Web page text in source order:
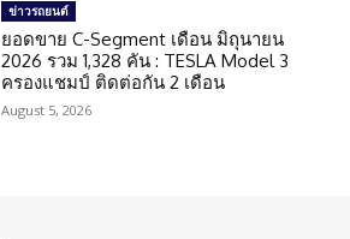
ข่าวรถยนต์
ยอดขาย C-Segment เดือน มิถุนายน
2026 รวม 1,328 คัน : TESLA Model 3
ครองแชมป์ ติดต่อกัน 2 เดือน
August 5, 2026